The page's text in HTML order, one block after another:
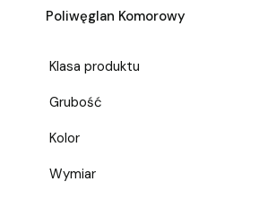
Poliwęglan Komorowy
Klasa produktu
Grubość
Kolor
Wymiar